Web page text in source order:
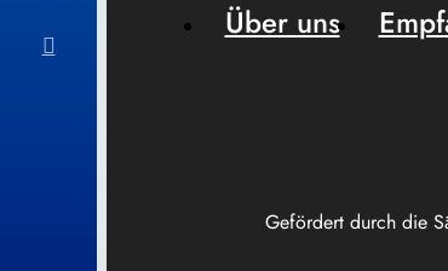
Gefördert durch die
Über uns